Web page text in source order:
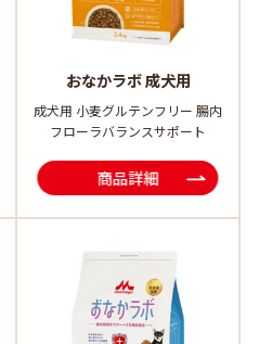
おなかラボ 成犬用
成犬用 小麦グルテンフリー 腸内
フローラバランスサポート
商品詳細